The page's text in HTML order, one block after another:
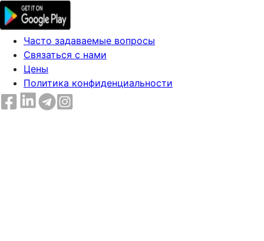
Часто задаваемые вопросы
Связаться с нами
Цены
Политика конфиденциальности